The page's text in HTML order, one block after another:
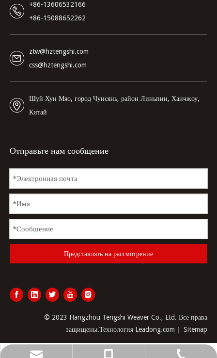
+86-13606532166
+86-15088652262
ztw@hztengshi.com
css@hztengshi.com
Шуй Хун Мяо, город Чунсянь, район Линьпин, Ханчжоу,
Китай
Отправьте нам сообщение
Представлять на рассмотрение
© 2023 Hangzhou Tengshi Weaver Co., Ltd. Все права
защищены.Технология Leadong.com ｜ Sitemap